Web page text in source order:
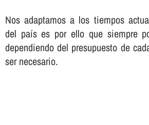
Nos adaptamos a los tiempos
del paí­s es por ello que siempre
dependiendo del presupuesto de
ser necesario.